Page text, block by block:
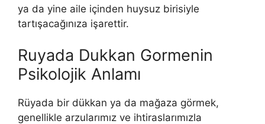
ya da yine aile içinden huysuz birisiyle
tartışacağınıza işarettir.
Ruyada Dukkan Gormenin
Psikolojik Anlamı
Rüyada bir dükkan ya da mağaza görmek,
genellikle arzularımız ve ihtiraslarımızla